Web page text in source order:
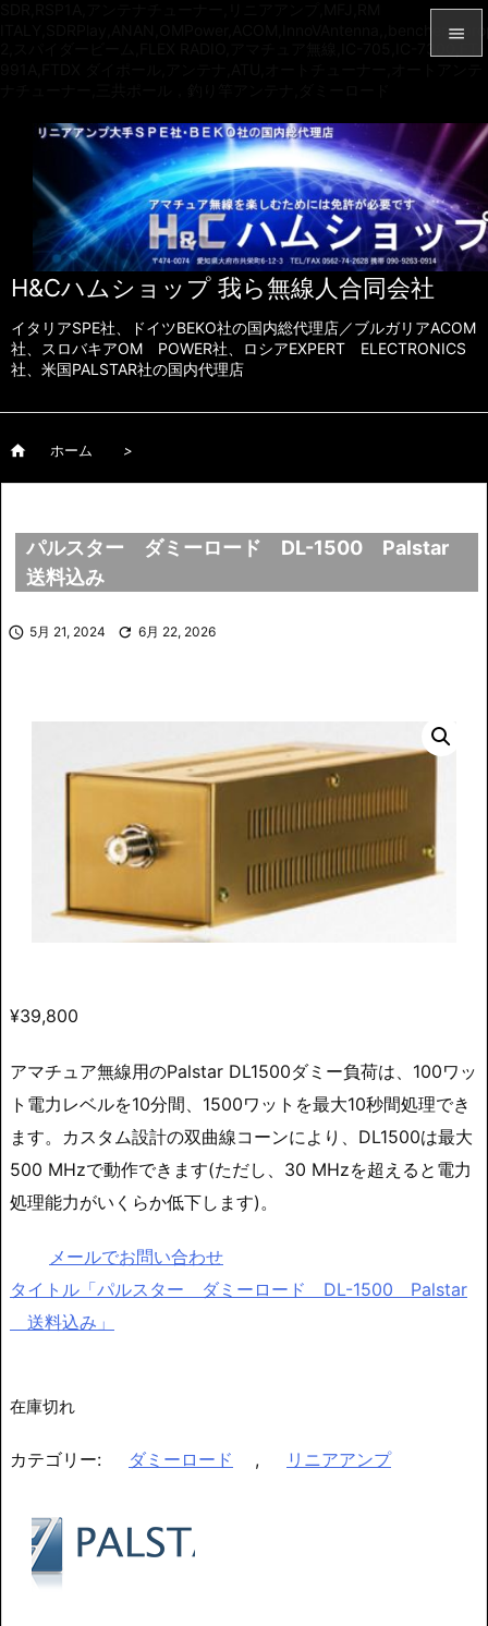
H&Cハムショップ 我ら無線人合同会社
イタリアSPE社、ドイツBEKO社の国内総代理店／ブルガリアACOM
社、スロバキアOM POWER社、ロシアEXPERT ELECTRONICS
社、米国PALSTAR社の国内代理店


サイド

前へ

次へ
検索
 ホーム >
パルスター ダミーロード DL-1500 Palstar
送料込み
 5月 21, 2024  6月 22, 2026
¥39,800
アマチュア無線用のPalstar DL1500ダミー負荷は、100ワッ
ト電力レベルを10分間、1500ワットを最大10秒間処理でき
ます。カスタム設計の双曲線コーンにより、DL1500は最大
500 MHzで動作できます(ただし、30 MHzを超えると電力
処理能力がいくらか低下します)。
メールでお問い合わせ
タイトル「パルスター ダミーロード DL-1500 Palstar
送料込み」
在庫切れ
カテゴリー: ダミーロード , リニアアンプ